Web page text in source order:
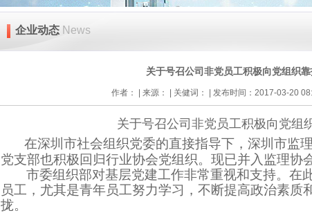
企业动态News
关于号召公司非党员工积极向党组织
作者： | 来源： | 关健词： | 发布时间：2017-03-20
关于号召公司非党员工积极向党组
在深圳市社会组织党委的直接指导下，深圳市监
党支部也积极回归行业协会党组织。现已并入监理协
市委组织部对基层党建工作非常重视和支持。在
员工，尤其是青年员工努力学习，不断提高政治素质
拢。